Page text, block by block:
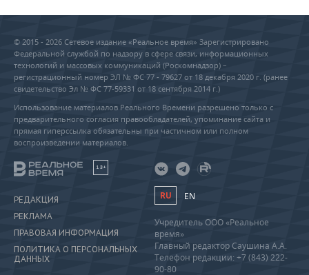
© 2015 - 2026 Сетевое издание «Реальное время» Зарегистрировано
Федеральной службой по надзору в сфере связи, информационных
технологий и массовых коммуникаций (Роскомнадзор) –
регистрационный номер ЭЛ № ФС 77 - 79627 от 18 декабря 2020 г. (ранее
свидетельство Эл № ФС 77-59331 от 18 сентября 2014 г.)
Использование материалов Реального Времени разрешено только с
предварительного согласия правообладателей, упоминание сайта и
прямая гиперссылка обязательны при частичном или полном
воспроизведении материалов.
18+
РЕДАКЦИЯ
РЕКЛАМА
ПРАВОВАЯ ИНФОРМАЦИЯ
ПОЛИТИКА О ПЕРСОНАЛЬНЫХ
ДАННЫХ
RU EN
Учредитель ООО «Реальное
время»
Главный редактор Саушина А.А.
Телефон редакции: +7 (843) 222-
90-80